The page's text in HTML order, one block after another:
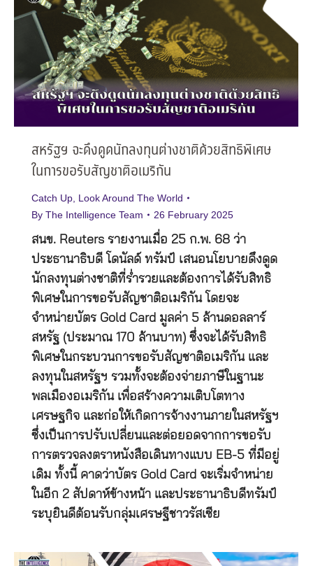
สหรัฐฯ จะดึงดูดนักลงทุนต่างชาติด้วยสิทธิพิเศษ
ในการขอรับสัญชาติอเมริกัน
Catch Up Look Around The World
By The Intelligence Team 26 February 2025
สนข. Reuters รายงานเมื่อ 25 ก.พ. 68 ว่า
ประธานาธิบดี โดนัลด์ ทรัมป์ เสนอนโยบายดึงดูด
นักลงทุนต่างชาติที่ร่ำรวยและต้องการได้รับสิทธิ
พิเศษในการขอรับสัญชาติอเมริกัน โดยจะ
จำหน่ายบัตร Gold Card มูลค่า 5 ล้านดอลลาร์
สหรัฐ (ประมาณ 170 ล้านบาท) ซึ่งจะได้รับสิทธิ
พิเศษในกระบวนการขอรับสัญชาติอเมริกัน และ
ลงทุนในสหรัฐฯ รวมทั้งจะต้องจ่ายภาษีในฐานะ
พลเมืองอเมริกัน เพื่อสร้างความเติบโตทาง
เศรษฐกิจ และก่อให้เกิดการจ้างงานภายในสหรัฐฯ
ซึ่งเป็นการปรับเปลี่ยนและต่อยอดจากการขอรับ
การตรวจลงตราหนังสือเดินทางแบบ EB-5 ที่มีอยู่
เดิม ทั้งนี้ คาดว่าบัตร Gold Card จะเริ่มจำหน่าย
ในอีก 2 สัปดาห์ข้างหน้า และประธานาธิบดีทรัมป์
ระบุยินดีต้อนรับกลุ่มเศรษฐีชาวรัสเซีย